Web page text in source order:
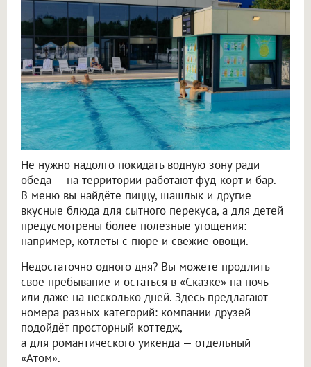
Не нужно надолго покидать водную зону ради
обеда — на территории работают фуд-корт и бар.
В меню вы найдёте пиццу, шашлык и другие
вкусные блюда для сытного перекуса, а для детей
предусмотрены более полезные угощения:
например, котлеты с пюре и свежие овощи.
Недостаточно одного дня? Вы можете продлить
своё пребывание и остаться в «Сказке» на ночь
или даже на несколько дней. Здесь предлагают
номера разных категорий: компании друзей
подойдёт просторный коттедж,
а для романтического уикенда — отдельный
«Атом».